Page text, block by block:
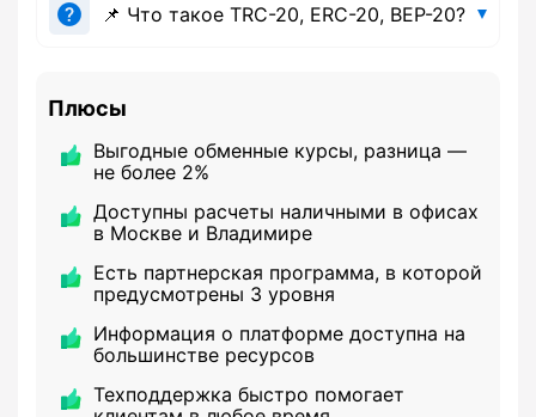
📌 Что такое TRC-20, ERC-20, BEP-20?
Плюсы
Выгодные обменные курсы, разница —
не более 2%
Доступны расчеты наличными в офисах
в Москве и Владимире
Есть партнерская программа, в которой
предусмотрены 3 уровня
Информация о платформе доступна на
большинстве ресурсов
Техподдержка быстро помогает